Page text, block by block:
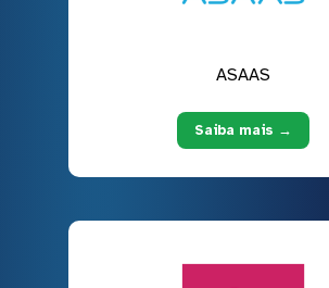
ASAAS
Saiba mais →